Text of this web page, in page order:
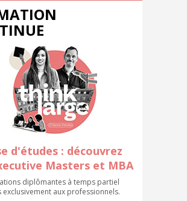
d'études : découvrez
Masters et MBA
diplômantes à temps partiel
exclusivement aux professionnels.